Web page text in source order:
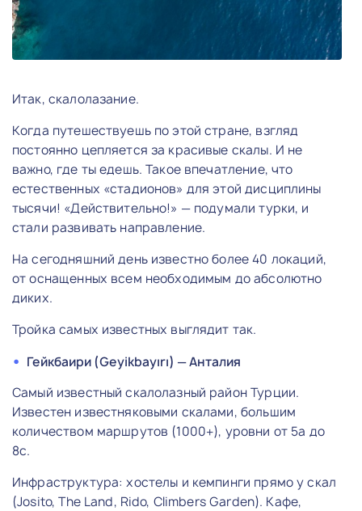
Итак, скалолазание.
Когда путешествуешь по этой стране, взгляд
постоянно цепляется за красивые скалы. И не
важно, где ты едешь. Такое впечатление, что
естественных «стадионов» для этой дисциплины
тысячи! «Действительно!» — подумали турки, и
стали развивать направление.
На сегодняшний день известно более 40 локаций,
от оснащенных всем необходимым до абсолютно
диких.
Тройка самых известных выглядит так.
Гейкбаири (Geyikbayırı) — Анталия
Самый известный скалолазный район Турции.
Известен известняковыми скалами, большим
количеством маршрутов (1000+), уровни от 5a до
8c.
Инфраструктура: хостелы и кемпинги прямо у скал
(Josito, The Land, Rido, Climbers Garden). Кафе,